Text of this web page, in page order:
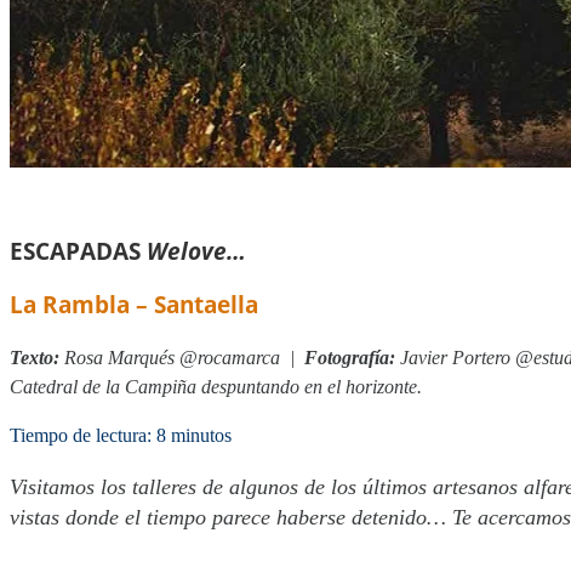
ESCAPADAS Welove…
La Rambla – Santaella
Texto: Rosa Marqués @rocamarca | Fotografía: Javier Portero
Catedral de la Campiña despuntando en el horizonte.
Tiempo de lectura: 8 minutos
Visitamos los talleres de algunos de los últimos artesanos
vistas donde el tiempo parece haberse detenido… Te